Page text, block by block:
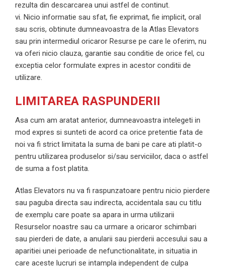
rezulta din descarcarea unui astfel de continut.
vi. Nicio informatie sau sfat, fie exprimat, fie implicit, oral
sau scris, obtinute dumneavoastra de la Atlas Elevators
sau prin intermediul oricaror Resurse pe care le oferim, nu
va oferi nicio clauza, garantie sau conditie de orice fel, cu
exceptia celor formulate expres in acestor conditii de
utilizare.
LIMITAREA RASPUNDERII
Asa cum am aratat anterior, dumneavoastra intelegeti in
mod expres si sunteti de acord ca orice pretentie fata de
noi va fi strict limitata la suma de bani pe care ati platit-o
pentru utilizarea produselor si/sau serviciilor, daca o astfel
de suma a fost platita.
Atlas Elevators nu va fi raspunzatoare pentru nicio pierdere
sau paguba directa sau indirecta, accidentala sau cu titlu
de exemplu care poate sa apara in urma utilizarii
Resurselor noastre sau ca urmare a oricaror schimbari
sau pierderi de date, a anularii sau pierderii accesului sau a
aparitiei unei perioade de nefunctionalitate, in situatia in
care aceste lucruri se intampla independent de culpa